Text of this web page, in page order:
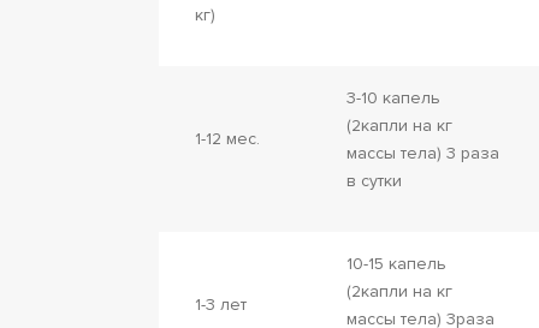
кг)
1-12 мес.
3-10 капель
(2капли на кг
массы тела) 3 раза
в сутки
1-3 лет
10-15 капель
(2капли на кг
массы тела) 3раза